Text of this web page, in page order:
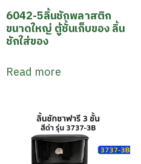
6042-5ลิ้นชักพลาสติก
ขนาดใหญ่ ตู้ชั้นเก็บของ ลิ้น
ชักใส่ของ
Read more